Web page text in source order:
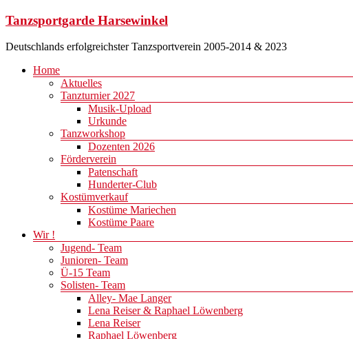
Zum
springen
Tanzsportgarde Harsewinkel
Deutschlands erfolgreichster Tanzsportverein 2005-2014 & 2023
Menü
Home
Aktuelles
Tanzturnier 2027
Musik-Upload
Urkunde
Tanzworkshop
Dozenten 2026
Förderverein
Patenschaft
Hunderter-Club
Kostümverkauf
Kostüme Mariechen
Kostüme Paare
Wir !
Jugend- Team
Junioren- Team
Ü-15 Team
Solisten- Team
Alley- Mae Langer
Lena Reiser & Raphael Löwenberg
Lena Reiser
Raphael Löwenberg